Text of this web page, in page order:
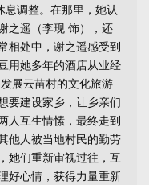
息调整。在那里，她认
之遥（李现 饰），还
相处中，谢之遥感受到
用她多年的酒店从业经
展云苗村的文化旅游
要建设家乡，让乡亲们
人互生情愫，最终走到
他人被当地村民的勤劳
她们重新审视过往，互
好心情，获得力量重新